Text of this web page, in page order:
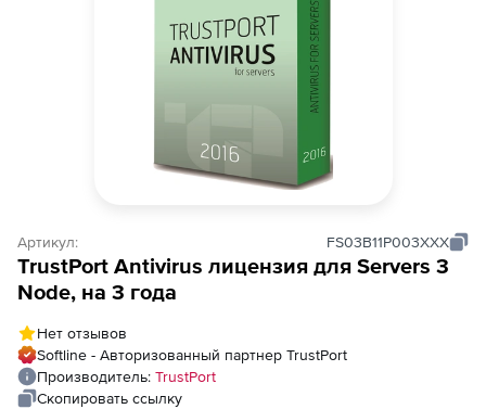
Артикул: FS03B11P003XXX
TrustPort Antivirus лицензия для Servers 3
Node, на 3 года
Нет отзывов
Softline - Авторизованный партнер TrustPort
Производитель: TrustPort
Скопировать ссылку